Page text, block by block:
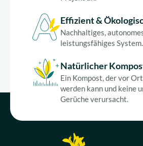
Effizient &
Nachhaltiges,
leistungsfähiges System.
Natürlicher
Ein Kompost, der vor
werden kann und keine
Gerüche verursacht.